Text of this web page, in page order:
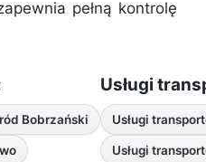
pełną kontrolę
Bobrzański
Usługi
Usługi
Usługi